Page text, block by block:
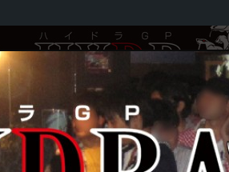
series by ECOLE